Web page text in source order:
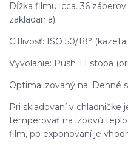
Dĺžka filmu: cca. 36
zakladania)
Citlivosť: ISO 50/18°
Vyvolanie: Push +1 stopa
Optimalizovaný na: Denné
Pri skladovaní v
temperovať na izbovú
film, po exponovaní je